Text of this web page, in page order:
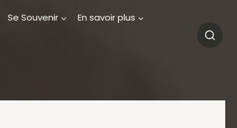
Se Souvenir En savoir plus